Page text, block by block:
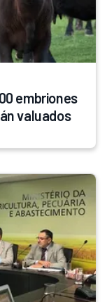
embriones
valuados